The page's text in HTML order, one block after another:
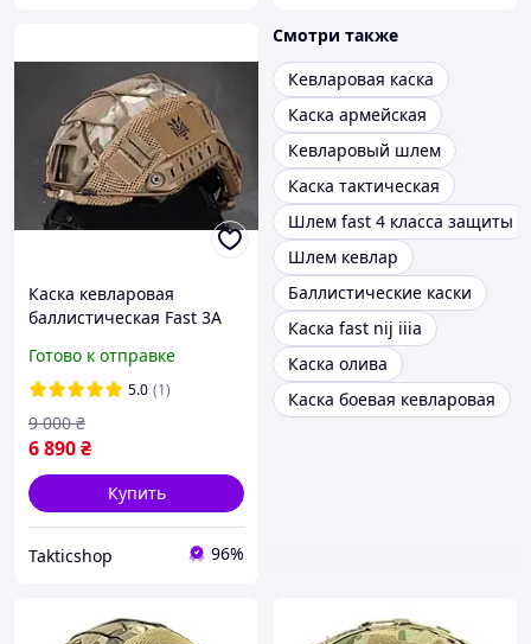
Каска кевларовая
баллистическая Fast 3A
M.
Готово к отправке
5.0 (1)
6 890₴
9 000 ₴
Купить
Takticshop 96%
Смотри также
Кевларовая каска
Каска армейская
Кевларовый шлем
Каска тактическая
Шлем fast 4 класса защиты
Шлем кевлар
Баллистические каски
Каска fast nij iiia
Каска олива
Каска боевая кевларовая